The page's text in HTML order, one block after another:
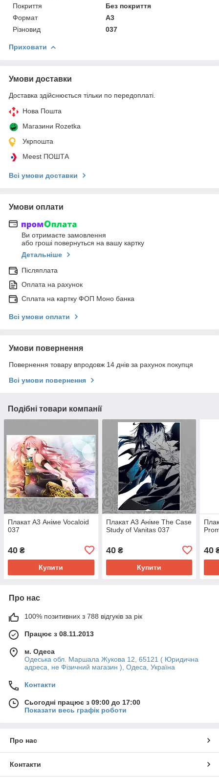
Покриття
Без покриття
Формат
A3
Різновид
037
Приховати
Умови доставки
Доставка здійснюється тільки по передоплаті.
Нова Пошта
Магазини Rozetka
Укрпошта
Meest ПОШТА
Всі умови доставки
Умови оплати
Ви отримаєте замовлення
або гроші повернуться на вашу картку
Детальніше
Післяплата
Оплата на рахунок
Сплата на картку ФОП Моно банка
Всі умови оплати
Умови повернення
Повернення товару впродовж 14 днів за рахунок покупця
Всі умови повернення
Подібні товари компанії
Плакат А3 Аніме Vocaloid
037
40 ₴
Купити
Плакат А3 Аніме The Case
Study of Vanitas 037
40₴
Купити
40
Про нас
100% позитивних з 788 відгуків за рік
Працює з 08.11.2013
м. Одеса
Одеська обл. Маршала Жукова 12, 65121 ( Юридична
адреса, не Фізичний магазин ), Одеса, Україна
Контакти
Сьогодні працює з 09:00 до 17:00
Показати весь графік роботи
Про нас
Контакти